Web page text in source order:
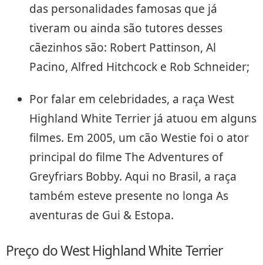
das personalidades famosas que já
tiveram ou ainda são tutores desses
cãezinhos são: Robert Pattinson, Al
Pacino, Alfred Hitchcock e Rob Schneider;
Por falar em celebridades, a raça West
Highland White Terrier já atuou em alguns
filmes. Em 2005, um cão Westie foi o ator
principal do filme The Adventures of
Greyfriars Bobby. Aqui no Brasil, a raça
também esteve presente no longa As
aventuras de Gui & Estopa.
Preço do West Highland White Terrier